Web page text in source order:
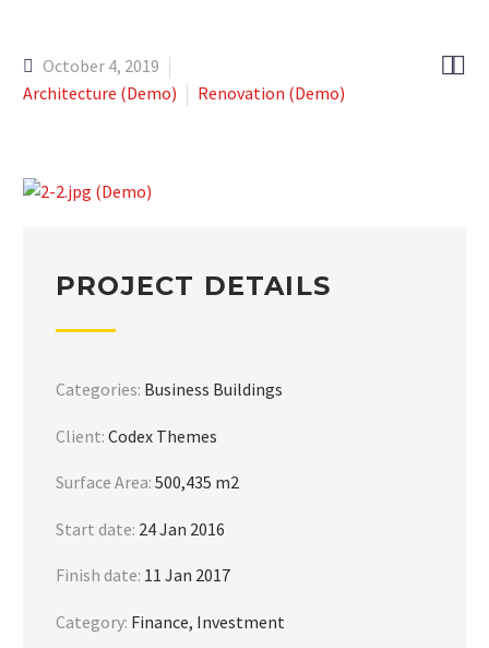

October 4, 2019
Architecture (Demo)
Renovation (Demo)
PROJECT DETAILS
Categories: Business Buildings
Client: Codex Themes
Surface Area: 500,435 m2
Start date: 24 Jan 2016
Finish date: 11 Jan 2017
Category: Finance, Investment